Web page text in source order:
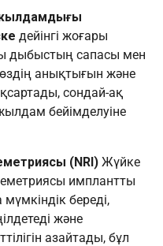
дейінгі жоғары
дыбыстың сапасы мен
анықтығын және
сондай-ақ
бейімделуіне
(NRI) Жүйке
имплантты
береді,
және
азайтады, бұл